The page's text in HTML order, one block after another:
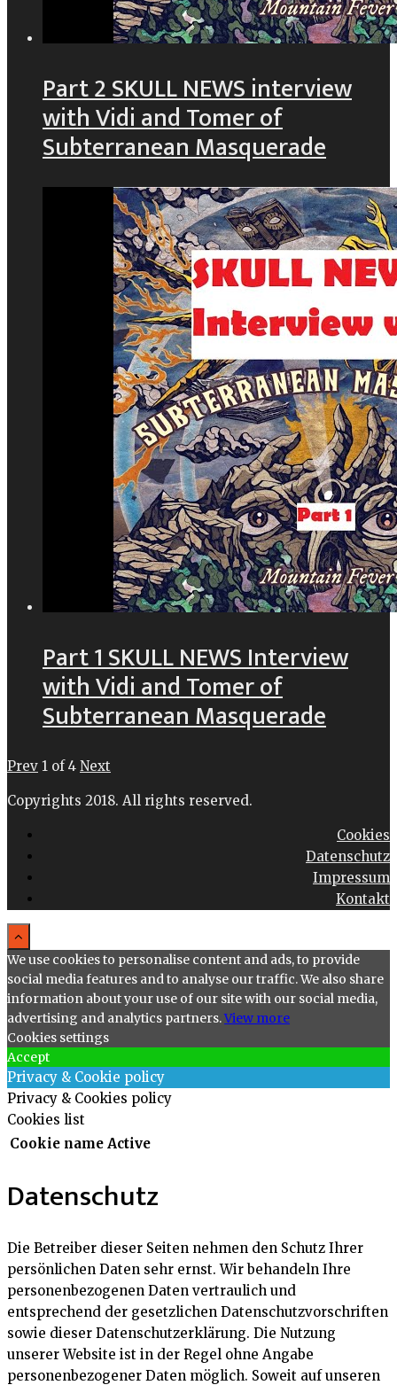
Part 2 SKULL NEWS interview
with Vidi and Tomer of
Subterranean Masquerade
Part 1 SKULL NEWS Interview
with Vidi and Tomer of
Subterranean Masquerade
Prev 1 of 4 Next
Copyrights 2018. All rights reserved.
Cookies
Datenschutz
Impressum
Kontakt
We use cookies to personalise content and ads, to provide
social media features and to analyse our traffic. We also share
information about your use of our site with our social media,
advertising and analytics partners.View more
Cookies settings
Accept
Privacy & Cookie policy
Privacy & Cookies policy
Cookies list
Cookie name Active
Datenschutz
Die Betreiber dieser Seiten nehmen den Schutz Ihrer
persönlichen Daten sehr ernst. Wir behandeln Ihre
personenbezogenen Daten vertraulich und
entsprechend der gesetzlichen Datenschutzvorschriften
sowie dieser Datenschutzerklärung. Die Nutzung
unserer Website ist in der Regel ohne Angabe
personenbezogener Daten möglich. Soweit auf unseren